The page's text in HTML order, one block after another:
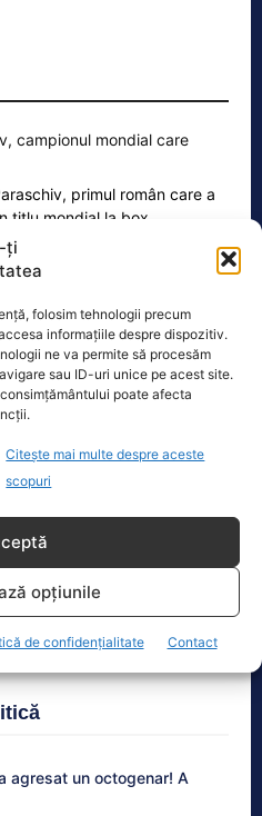
ți
folosim tehnologii precum
informațiile despre dispozitiv.
ne va permite să procesăm
sau ID-uri unice pe acest site.
poate afecta
Citește mai multe despre aceste
scopuri
opțiunile
de confidențialitate Contact
campionul mondial care
primul român care a
titlu mondial la box
este din nou în centrul
[...]
Nicușor Dan în SUA. Discuții
de trădare. Plângere penală
pentru criza energetică.
industrial
agresat un octogenar! A